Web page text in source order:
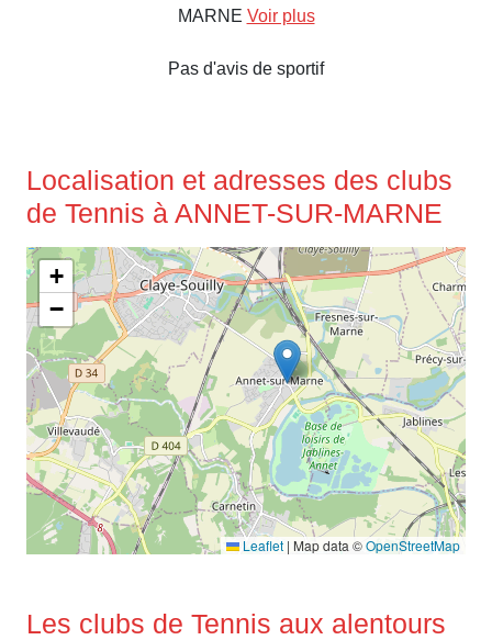
MARNE Voir plus
Pas d'avis de sportif
Localisation et adresses des clubs
de Tennis à ANNET-SUR-MARNE
+
−
Leaflet | Map data ©OpenStreetMap
Les clubs de Tennis aux alentours